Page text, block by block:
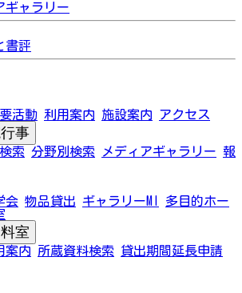
ギャラリー
書評
活動 利用案内 施設案内 アクセス
事
索 分野別検索 メディアギャラリー 報
会 物品貸出 ギャラリーMI
多目的ホー
室
案内 所蔵資料検索
貸出期間延長申請